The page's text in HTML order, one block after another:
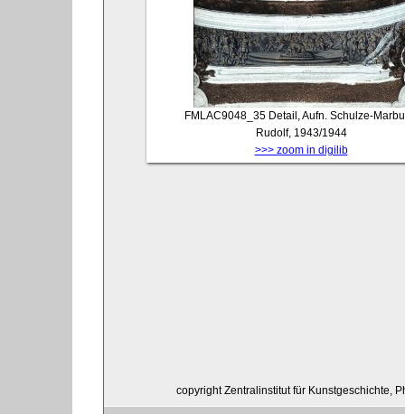
FMLAC9048_35 Detail, Aufn. Schulze-
Rudolf, 1943/1944
>>> zoom in digilib
copyright Zentralinstitut für Kunstgeschichte,